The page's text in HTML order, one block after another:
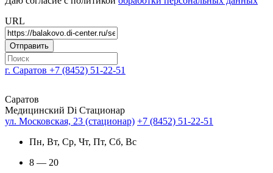
URL
г. Саратов +7 (8452) 51-22-51
Саратов
Медицинский Di Стационар
ул. Московская, 23 (стационар) +7 (8452) 51-22-51
Пн, Вт, Ср, Чт, Пт, Сб, Вс
8 — 20